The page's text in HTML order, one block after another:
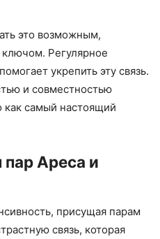
это возможным,
ключом. Регулярное
укрепить эту связь.
и совместностью
как самый настоящий
Ареса и
присущая парам
связь, которая